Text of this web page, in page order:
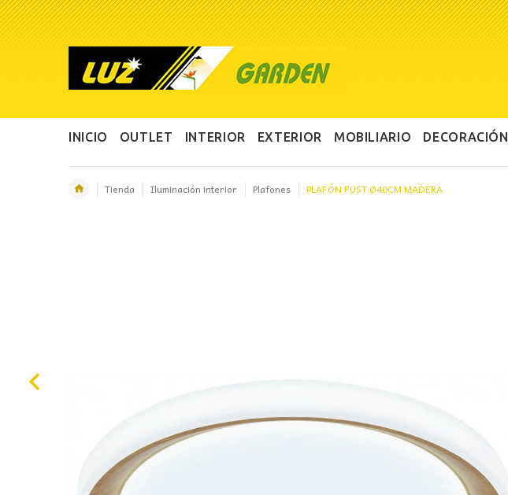
INICIO OUTLET INTERIOR EXTERIOR MOBILIARIO DECORACIÓN
Tienda Iluminación interior Plafones PLAFÓN FUST Ø40CM MADERA